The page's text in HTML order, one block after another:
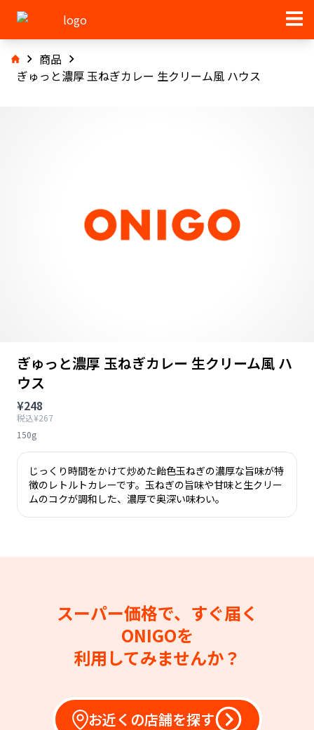
商品
ぎゅっと濃厚 玉ねぎカレー 生クリーム風 ハウス
ぎゅっと濃厚 玉ねぎカレー 生クリーム風 ハ
ウス
¥248
税込¥267
150g
じっくり時間をかけて炒めた飴色玉ねぎの濃厚な旨味が特
徴のレトルトカレーです。玉ねぎの旨味や甘味と生クリー
ムのコクが調和した、濃厚で奥深い味わい。
スーパー価格で、すぐ届く
ONIGOを
利用してみませんか？
お近くの店舗を探す